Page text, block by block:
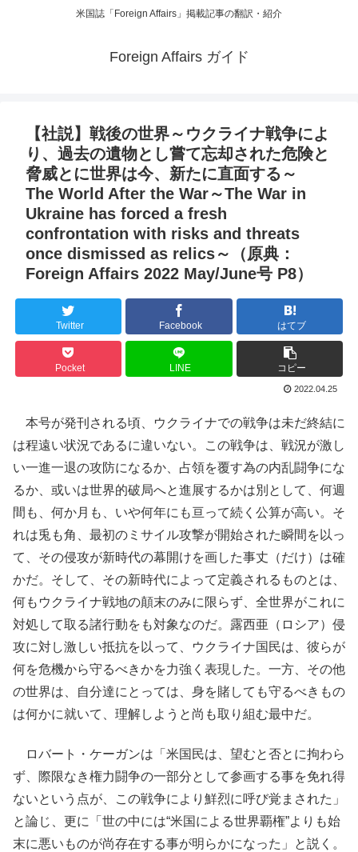
米国誌「Foreign Affairs」掲載記事の翻訳・紹介
Foreign Affairs ガイド
【社説】戦後の世界～ウクライナ戦争によ
り、過去の遺物とし嘗て忘却された危険と
脅威とに世界は今、新たに直面する～
The World After the War～The War in
Ukraine has forced a fresh
confrontation with risks and threats
once dismissed as relics～（原典：
Foreign Affairs 2022 May/June号 P8）
Twitter Facebook はてブ
Pocket LINE コピー
2022.04.25
本号が発刊される頃、ウクライナでの戦争は未だ終結に
は程遠い状況であるに違いない。この戦争は、戦況が激し
い一進一退の攻防になるか、占領を覆す為の内乱闘争にな
るか、或いは世界的破局へと進展するかは別として、何週
間も、何か月も、いや何年にも亘って続く公算が高い。そ
れは兎も角、最初のミサイル攻撃が開始された瞬間を以っ
て、その侵攻が新時代の幕開けを画した事丈（だけ）は確
かだ。そして、その新時代によって定義されるものとは、
何もウクライナ戦地の顛末のみに限らず、全世界がこれに
対処して取る諸行動をも対象なのだ。露西亜（ロシア）侵
攻に対し激しい抵抗を以って、ウクライナ国民は、彼らが
何を危機から守るべきかを力強く表現した。一方、その他
の世界は、自分達にとっては、身を賭しても守るべきもの
は何かに就いて、理解しようと尚も取り組む最中だ。
ロバート・ケーガンは「米国民は、望むと否とに拘わら
ず、際限なき権力闘争の一部分として参画する事を免れ得
ないという点が、この戦争により鮮烈に呼び覚まされた」
と論じ、更に「世の中には“米国による世界覇権”よりも始
末に悪いものが尚存在する事が明らかになった」と説く。